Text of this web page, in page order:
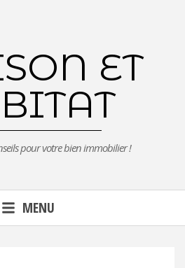
ET
pour votre bien immobilier !
MENU